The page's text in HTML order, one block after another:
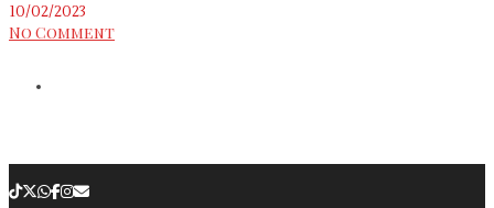
10/02/2023
No Comment